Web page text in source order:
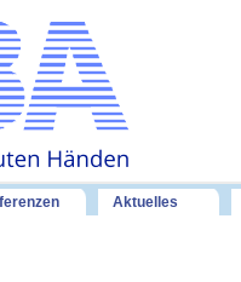
Aktuelles